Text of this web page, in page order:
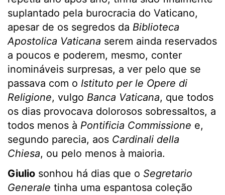
suplantado pela burocracia do Vaticano,
apesar de os segredos da Biblioteca
Apostolica Vaticana serem ainda reservados
a poucos e poderem, mesmo, conter
inomináveis surpresas, a ver pelo que se
passava com o Istituto per le Opere di
Religione, vulgo Banca Vaticana, que todos
os dias provocava dolorosos sobressaltos, a
todos menos à Pontificia Commissione e,
segundo parecia, aos Cardinali della
Chiesa, ou pelo menos à maioria.
Giulio sonhou há dias que o Segretario
Generale tinha uma espantosa coleção